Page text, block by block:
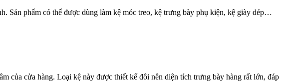
Sản phẩm có thể được dùng làm kệ móc treo, kệ trưng bày phụ kiện, kệ giày dép…
của cửa hàng. Loại kệ này được thiết kế đôi nên diện tích trưng bày hàng rất lớn, đáp